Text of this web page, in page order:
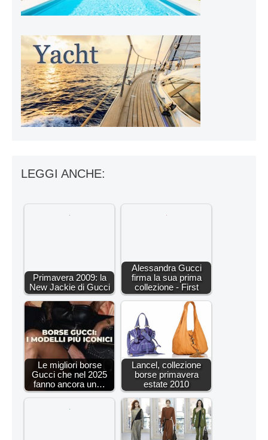
LEGGI ANCHE:
Primavera 2009: la
New Jackie di Gucci
Alessandra Gucci
firma la sua prima
collezione - First
Le migliori borse
Gucci che nel 2025
fanno ancora un…
Lancel, collezione
borse primavera
estate 2010